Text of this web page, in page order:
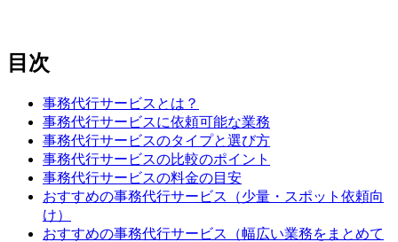
目次
事務代行サービスとは？
事務代行サービスに依頼可能な業務
事務代行サービスのタイプと選び方
事務代行サービスの比較のポイント
事務代行サービスの料金の目安
おすすめの事務代行サービス（少量・スポット依頼向
け）
おすすめの事務代行サービス（幅広い業務をまとめて